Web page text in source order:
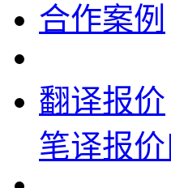
合作案例
翻译报价
笔译报价